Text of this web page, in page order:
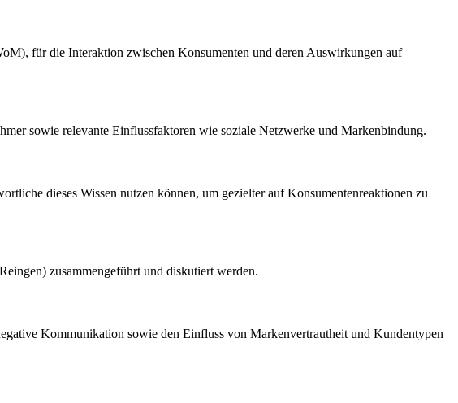
für die Interaktion zwischen Konsumenten und deren Auswirkungen auf
sowie relevante Einflussfaktoren wie soziale Netzwerke und Markenbindung.
dieses Wissen nutzen können, um gezielter auf Konsumentenreaktionen zu
zusammengeführt und diskutiert werden.
Kommunikation sowie den Einfluss von Markenvertrautheit und Kundentypen